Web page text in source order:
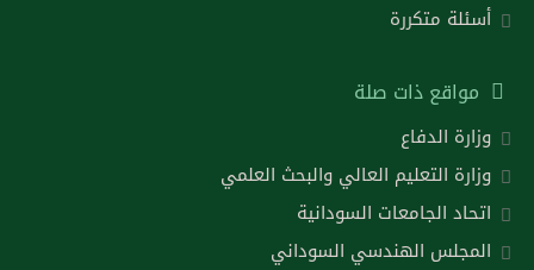
أسئلة متكررة
مواقع ذات صلة
وزارة الدفاع
وزارة التعليم العالي والبحث العلمي
اتحاد الجامعات السودانية
المجلس الهندسي السوداني